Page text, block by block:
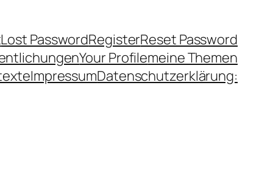
Lost PasswordRegisterReset Password
Your Profilemeine Themen
ImpressumDatenschutzerklärung: